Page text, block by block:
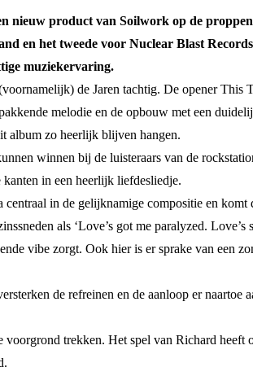
nieuw product van Soilwork op de
en het tweede voor Nuclear Blast
muziekervaring.
de Jaren tachtig. De opener This
melodie en de opbouw met een
album zo heerlijk blijven hangen.
winnen bij de luisteraars van de
in een heerlijk liefdesliedje.
in de gelijknamige compositie en komt
als ‘Love’s got me paralyzed. Love’s
vibe zorgt. Ook hier is er sprake van een
de refreinen en de aanloop er naartoe
trekken. Het spel van Richard heeft